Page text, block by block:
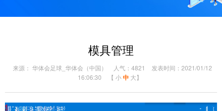
模具管理
来源： 华体会足球_华体会（中国） 人气：4821
发表时间：2021/01/12
16:06:30
【 小 中 大】